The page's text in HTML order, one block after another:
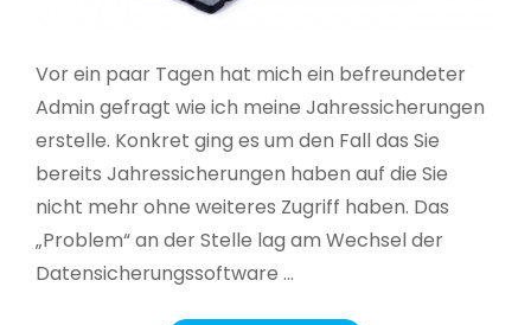
Vor ein paar Tagen hat mich ein befreundeter
Admin gefragt wie ich meine Jahressicherungen
erstelle. Konkret ging es um den Fall das Sie
bereits Jahressicherungen haben auf die Sie
nicht mehr ohne weiteres Zugriff haben. Das
„Problem“ an der Stelle lag am Wechsel der
Datensicherungssoftware …